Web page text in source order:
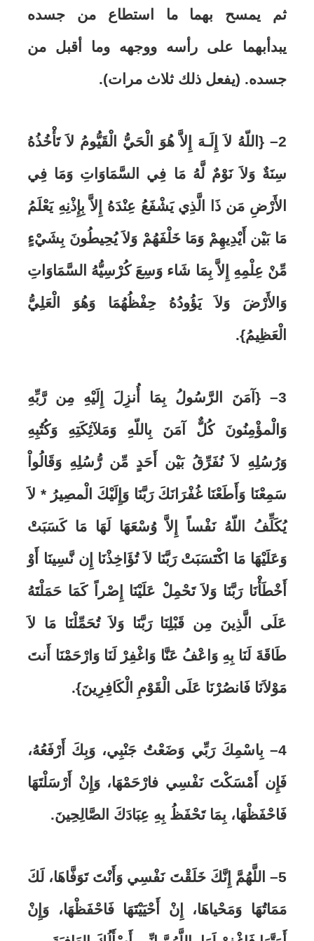
ثم يمسح بهما ما استطاع من جسده
يبدأبهما على رأسه ووجهه وما أقبل من
جسده. (يفعل ذلك ثلاث مرات).
2
–{اللّهُ لاَ إِلَـهَ إِلاَّ هُوَ الْحَيُّ الْقَيُّومُ لاَ تَأْخُذُهُ
سِنَةٌ وَلاَ نَوْمٌ لَّهُ مَا فِي السَّمَاوَاتِ وَمَا فِي
الأَرْضِ مَن ذَا الَّذِي يَشْفَعُ عِنْدَهُ إِلاَّ بِإِذْنِهِ يَعْلَمُ
مَا بَيْن أَيْدِيهِمْ وَمَا خَلْفَهُمْ وَلاَ يُحِيطُونَ بِشَيْءٍ
مِّنْ عِلْمِهِ إِلاَّ بِمَا شَاء وَسِعَ كُرْسِيُّهُ السَّمَاوَاتِ
وَالأَرْضَ وَلاَ يَؤُودُهُ حِفْظُهُمَا وَهُوَ الْعَلِيُّ
الْعَظِيمُ}.
3
–{آمَنَ الرَّسُولُ بِمَا أُنزِلَ إِلَيْهِ مِن رَّبِّهِ
وَالْمؤْمِنُونَ كُلٌّ آمَنَ بِاللّهِ وَمَلآئِكَتِهِ وَكُتُبِهِ
وَرُسُلِهِ لاَ نُفَرِّقُ بَيْن أَحَدٍ مِّن رُّسُلِهِ وَقَالُواْ
سَمِعْنَا وَأَطَعْنَا غُفْرَانَكَ رَبَّنَا وَإِلَيْكَ الْمصِيرُ * لاَ
يُكَلِّفُ اللّهُ نَفْساً إِلاَّ وُسْعَهَا لَهَا مَا كَسَبَتْ
وَعَلَيْهَا مَا اكْتَسَبَتْ رَبَّنَا لاَ تُؤَاخِذْنَا إِن نَّسِينَا أَوْ
أَخْطَأْنَا رَبَّنَا وَلاَ تَحْمِلْ عَلَيْنَا إِصْراً كَمَا حَمَلْتَهُ
عَلَى الَّذِينَ مِن قَبْلِنَا رَبَّنَا وَلاَ تُحَمِّلْنَا مَا لاَ
طَاقَةَ لَنَا بِهِ وَاعْفُ عَنَّا وَاغْفِرْ لَنَا وَارْحَمْنَا أَنتَ
مَوْلاَنَا فَانصُرْنَا عَلَى الْقَوْمِ الْكَافِرِينَ}.
4– بِاسْمِكَ رَبِّي وَضَعْتُ جَنْبِي، وَبِكَ أَرْفَعُهُ،
فَإِن أَمْسَكْتَ نَفْسِي فارْحَمْهَا، وَإِنْ أَرْسَلْتَهَا
فَاحْفَظْهَا، بِمَا تَحْفَظُ بِهِ عِبَادَكَ الصَّالِحِينَ.
5– اللَّهُمَّ إِنَّكَ خَلَقْتَ نَفْسِي وَأَنْتَ تَوَفَّاهَا، لَكَ
مَمَاتُهَا وَمَحْياهَا، إِنْ أَحْيَيْتَهَا فَاحْفَظْهَا، وَإِنْ